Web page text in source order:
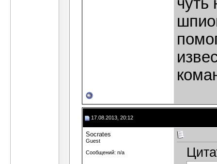
чуть
17.08.2013, 20:12
Socrates
Guest
Сообщений: n/a